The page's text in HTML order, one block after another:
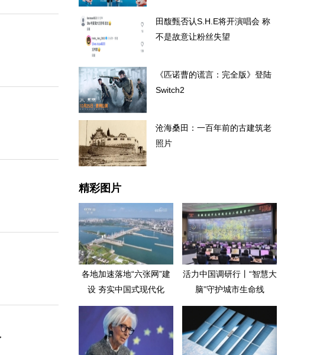
田馥甄否认S.H.E将开演唱会 称
不是故意让粉丝失望
《匹诺曹的谎言：完全版》登陆
Switch2
沧海桑田：一百年前的古建筑老
照片
精彩图片
各地加速落地“六张网”建
设 夯实中国式现代化
活力中国调研行丨“智慧大
脑”守护城市生命线